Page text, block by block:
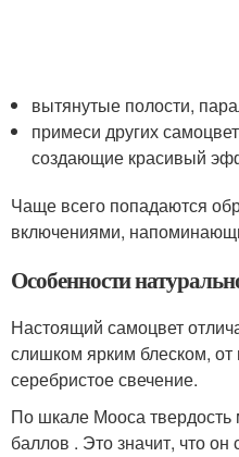
вытянутые полости,
примеси других
создающие красивый
Чаще всего попадаются
включениями,
Особенности
Настоящий самоцвет
слишком ярким блеском, от
серебристое свечение.
По шкале Мооса твердость
баллов . Это значит, что он